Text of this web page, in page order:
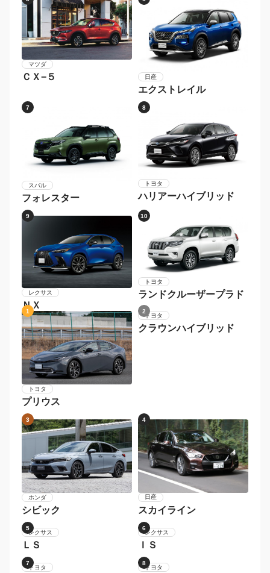
マツダ
ＣＸ−５ 日産
エクストレイル
7
スバル
フォレスター
8
トヨタ
ハリアーハイブリッド
9
レクサス
ＮＸ
10
トヨタ
ランドクルーザープラド
1
トヨタ
プリウス
2
3
ホンダ
シビック
4
日産
スカイライン
5 6